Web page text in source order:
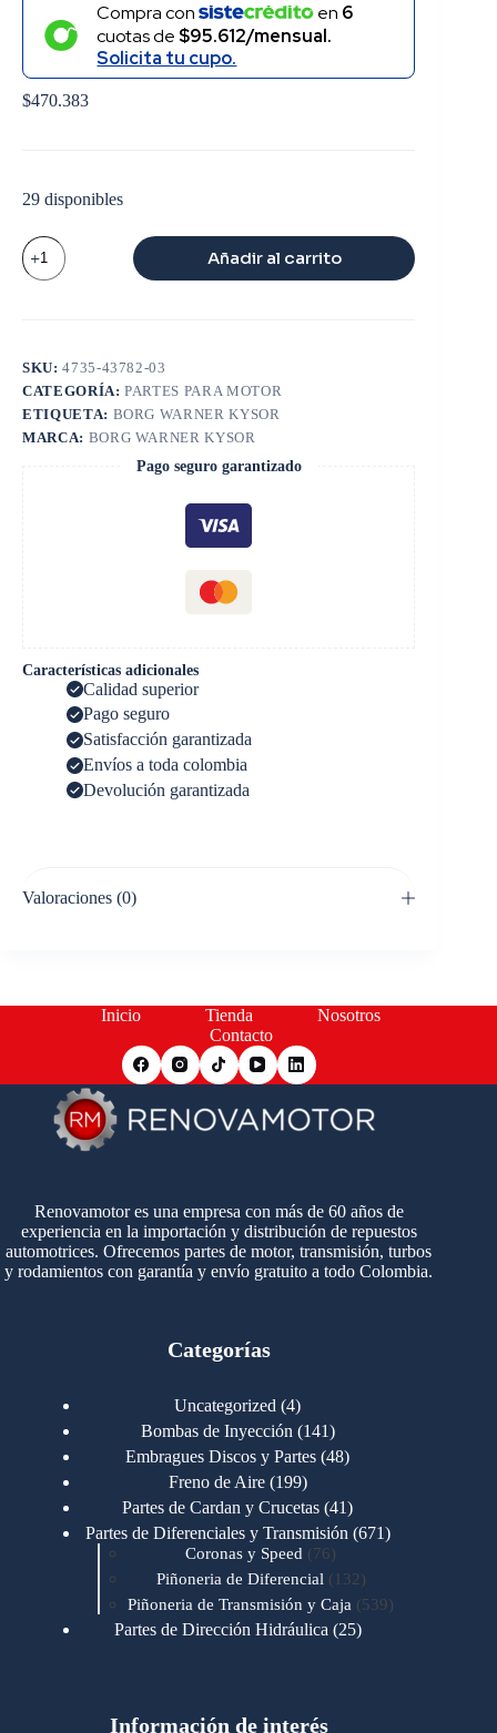
Compra con en 6
cuotas de $95.612/mensual.
Solicita tu cupo.
$470.383
29 disponibles
VENTILADOR
8
ASPAS
Añadir al carrito
SKU:4735-43782-03
CATEGORÍA:PARTES PARA MOTOR
ETIQUETA: BORG WARNER KYSOR
MARCA: BORG WARNER KYSOR
Pago seguro garantizado
Características adicionales
Calidad superior
Pago seguro
Satisfacción garantizada
Envíos a toda colombia
Devolución garantizada
Valoraciones (0)
Inicio Tienda
Nosotros
Contacto
Renovamotor es una empresa con más de 60 años de
experiencia en la importación y distribución de repuestos
automotrices. Ofrecemos partes de motor, transmisión, turbos
y rodamientos con garantía y envío gratuito a todo Colombia.
Categorías
Uncategorized 44
productos
Bombas de Inyección 141141
productos
Embragues Discos y Partes 4848
Freno de Aire 199199
productos
Partes de Cardan y Crucetas 4141
productos
Partes de Diferenciales y Transmisión 671671
Coronas y Speed 7676
productos
Piñoneria de Diferencial 132 132
productos
Piñoneria de Transmisión y Caja 539539
Partes de Dirección Hidráulica 2525
Motores Cummins 723
Información de interés